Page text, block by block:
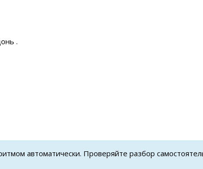
.
автоматически. Проверяйте разбор